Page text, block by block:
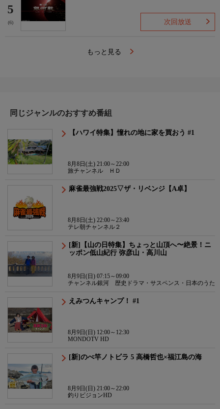
5
(6) 次回放送
もっと見る
同じジャンルのおすすめ番組
【ハワイ特集】憧れの地に家を買おう #1
8月8日(土) 21:00～22:00
旅チャンネル ＨＤ
麻雀最強戦2025▽ザ・リベンジ【A卓】
8月8日(土) 22:00～23:40
テレ朝チャンネル２
[新]【山の日特集】ちょっと山頂へ〜絶景！ニ
ッポン低山紀行 弥彦山・高川山
8月9日(日) 07:15～09:00
チャンネル銀河 歴史ドラマ・サスペンス・日本のうた
えみつんキャンプ！ #1
8月9日(日) 12:00～12:30
MONDOTV HD
[新]のべ竿ノトビラ 5 高橋哲也×福江島の海
8月9日(日) 21:00～22:00
釣りビジョンHD